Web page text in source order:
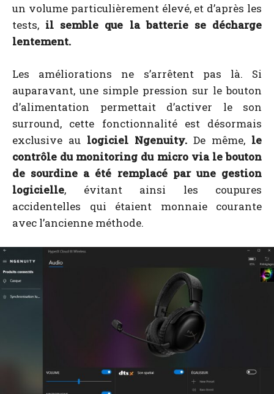
un volume particulièrement élevé, et d’après les
tests, il semble que la batterie se décharge
lentement.
Les améliorations ne s’arrêtent pas là. Si
auparavant, une simple pression sur le bouton
d’alimentation permettait d’activer le son
surround, cette fonctionnalité est désormais
exclusive au logiciel Ngenuity. De même, le
contrôle du monitoring du micro via le bouton
de sourdine a été remplacé par une gestion
logicielle, évitant ainsi les coupures
accidentelles qui étaient monnaie courante
avec l’ancienne méthode.